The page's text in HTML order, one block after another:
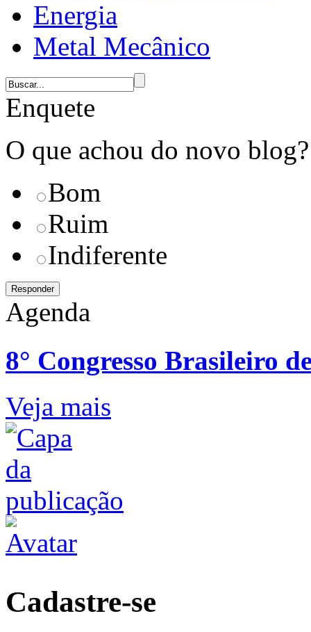
Energia
Metal Mecânico
Enquete
O que achou do novo blog?
Bom
Ruim
Indiferente
Agenda
8° Congresso Brasileiro
Veja mais
Cadastre-se